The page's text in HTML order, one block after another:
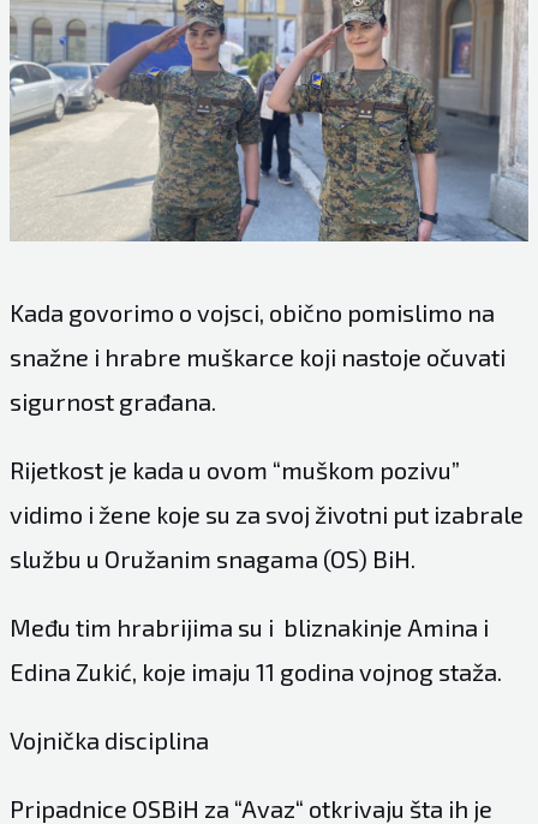
Kada govorimo o vojsci, obično pomislimo na
snažne i hrabre muškarce koji nastoje očuvati
sigurnost građana.
Rijetkost je kada u ovom “muškom pozivu”
vidimo i žene koje su za svoj životni put izabrale
službu u Oružanim snagama (OS) BiH.
Među tim hrabrijima su i bliznakinje Amina i
Edina Zukić, koje imaju 11 godina vojnog staža.
Vojnička disciplina
Pripadnice OSBiH za “Avaz“ otkrivaju šta ih je